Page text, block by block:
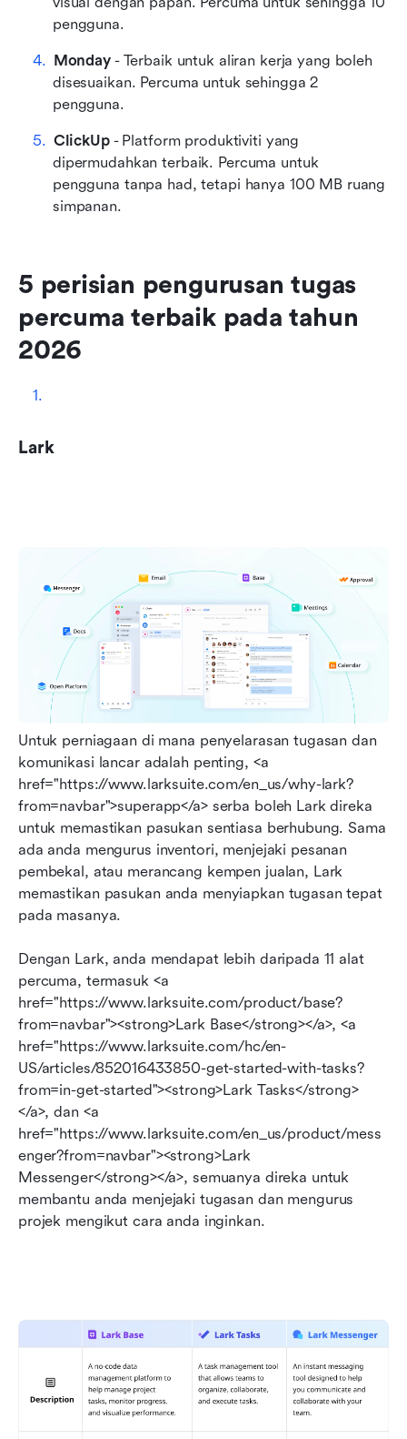
pengguna.
Monday - Terbaik untuk aliran kerja yang boleh
disesuaikan. Percuma untuk sehingga 2
pengguna.
ClickUp - Platform produktiviti yang
dipermudahkan terbaik. Percuma untuk
pengguna tanpa had, tetapi hanya 100 MB ruang
simpanan.
5 perisian pengurusan tugas
percuma terbaik pada tahun
2026
Lark
Untuk perniagaan di mana penyelarasan tugasan dan
komunikasi lancar adalah penting, <a
href="https://www.larksuite.com/en_us/why-lark?
from=navbar">superapp</a> serba boleh Lark direka
untuk memastikan pasukan sentiasa berhubung. Sama
ada anda mengurus inventori, menjejaki pesanan
pembekal, atau merancang kempen jualan, Lark
memastikan pasukan anda menyiapkan tugasan tepat
pada masanya.
Dengan Lark, anda mendapat lebih daripada 11 alat
percuma, termasuk <a
href="https://www.larksuite.com/product/base?
from=navbar"><strong>Lark Base</strong></a>, <a
href="https://www.larksuite.com/hc/en-
US/articles/852016433850-get-started-with-tasks?
from=in-get-started"><strong>Lark Tasks</strong>
</a>, dan <a
href="https://www.larksuite.com/en_us/product/mess
enger?from=navbar"><strong>Lark
Messenger</strong></a>, semuanya direka untuk
membantu anda menjejaki tugasan dan mengurus
projek mengikut cara anda inginkan.